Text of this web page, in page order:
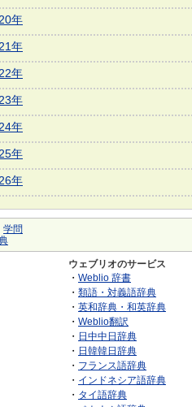
年
年
年
年
年
年
年
学問
ウェブリオのサービス
・ Weblio 辞書
・ 類語・対義語辞典
・ 英和辞典・和英辞典
・ Weblio翻訳
・ 日中中日辞典
・ 日韓韓日辞典
・ フランス語辞典
・ インドネシア語辞典
・ タイ語辞典